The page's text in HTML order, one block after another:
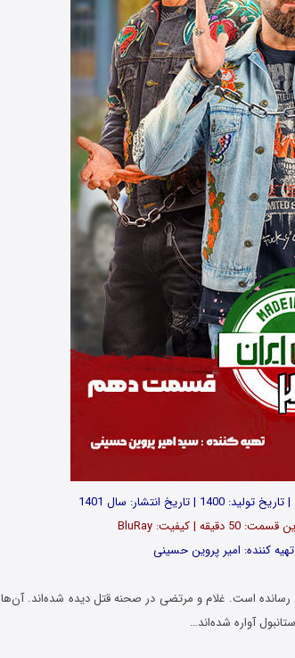
| تاریخ تولید: 1400 | تاریخ انتشار: سال 1401
هاکان را به قتل رسانده است. غلام و مرتضی در صحنه قتل دیده شده‌اند. آن‌ها
آواره شده‌اند…